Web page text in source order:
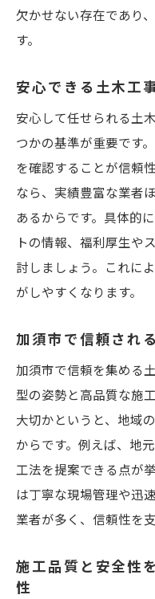
信頼性重視なら
安心感につな
介
地域密着型土
土木工事にお
性
信頼性を高
求人情報も充実し
土木工事現場
解説
土木工事現場
求人選びで注
ント
土木工事現場
施工実績を比較
土木工事業者
理由
欠かせない存在であり
す。
安心できる土木工
安心して任せられる土
つかの基準が重要です
を確認することが信頼
なら、実績豊富な業者
あるからです。具体的
トの情報、福利厚生や
討しましょう。これに
がしやすくなります。
加須市で信頼され
加須市で信頼を集める
型の姿勢と高品質な施
大切かというと、地域
からです。例えば、地
工法を提案できる点が
は丁寧な現場管理や迅
業者が多く、信頼性を支
施工品質と安全性
性